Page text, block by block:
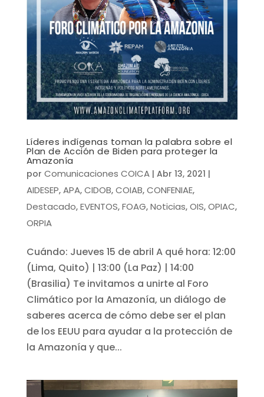
Líderes indígenas toman la palabra sobre el
Plan de Acción de Biden para proteger la
Amazonía
por Comunicaciones COICA| Abr 13, 2021 |
AIDESEP, APA, CIDOB, COIAB, CONFENIAE,
Destacado, EVENTOS, FOAG, Noticias, OIS, OPIAC,
ORPIA
Cuándo: Jueves 15 de abril A qué hora: 12:00
(Lima, Quito) | 13:00 (La Paz) | 14:00
(Brasilia) Te invitamos a unirte al Foro
Climático por la Amazonía, un diálogo de
saberes acerca de cómo debe ser el plan
de los EEUU para ayudar a la protección de
la Amazonía y que...